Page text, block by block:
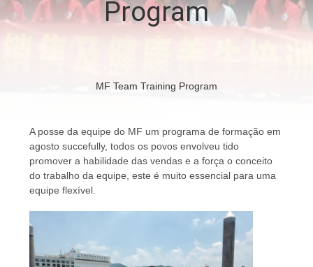
FÁBRICA
CONTACTE-
NOS
PEÇA
UMAS
Program
MF Team Training Program
A posse da equipe do MF um programa de formação em
agosto succefully, todos os povos envolveu tido
promover a habilidade das vendas e a força o conceito
do trabalho da equipe, este é muito essencial para uma
equipe flexível.